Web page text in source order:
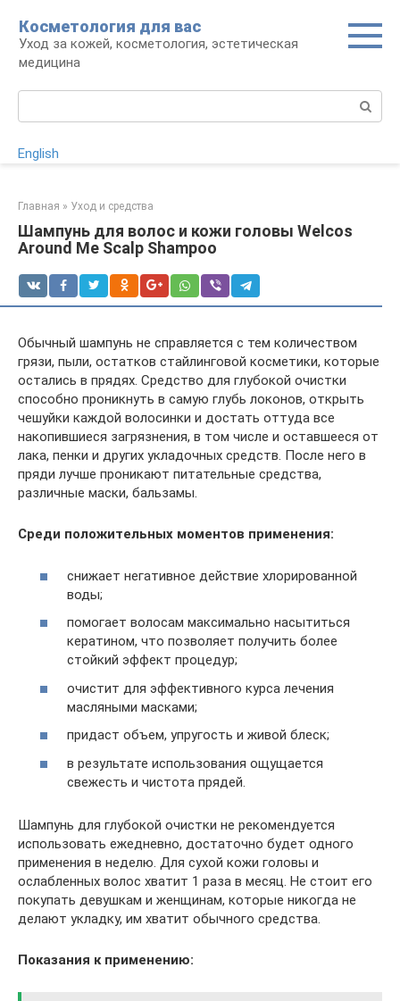
контенту
Косметология для вас
Уход за кожей, косметология, эстетическая
медицина
English
Главная » Уход и средства
Шампунь для волос и кожи головы Welcos
Around Me Scalp Shampoo
Обычный шампунь не справляется с тем количеством
грязи, пыли, остатков стайлинговой косметики, которые
остались в прядях. Средство для глубокой очистки
способно проникнуть в самую глубь локонов, открыть
чешуйки каждой волосинки и достать оттуда все
накопившиеся загрязнения, в том числе и оставшееся от
лака, пенки и других укладочных средств. После него в
пряди лучше проникают питательные средства,
различные маски, бальзамы.
Среди положительных моментов применения:
снижает негативное действие хлорированной
воды;
помогает волосам максимально насытиться
кератином, что позволяет получить более
стойкий эффект процедур;
очистит для эффективного курса лечения
масляными масками;
придаст объем, упругость и живой блеск;
в результате использования ощущается
свежесть и чистота прядей.
Шампунь для глубокой очистки не рекомендуется
использовать ежедневно, достаточно будет одного
применения в неделю. Для сухой кожи головы и
ослабленных волос хватит 1 раза в месяц. Не стоит его
покупать девушкам и женщинам, которые никогда не
делают укладку, им хватит обычного средства.
Показания к применению: